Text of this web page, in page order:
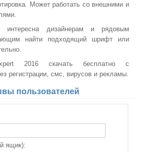
Может работать со внешними и
интересна дизайнерам и рядовым
найти подходящий шрифт или
2016 скачать бесплатно с
регистрации, смс, вирусов и рекламы.
пользователей
ящик):